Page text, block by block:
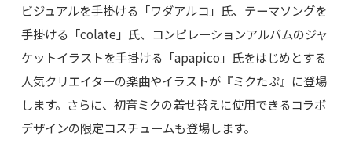
ビジュアルを手掛ける「ワダアルコ」氏、テーマソングを
手掛ける「colate」氏、コンピレーションアルバムのジャ
ケットイラストを手掛ける「apapico」氏をはじめとする
人気クリエイターの楽曲やイラストが『ミクたぷ』に登場
します。さらに、初音ミクの着せ替えに使用できるコラボ
デザインの限定コスチュームも登場します。